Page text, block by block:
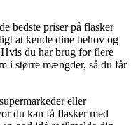
bedste priser på flasker
at kende dine behov og
du har brug for flere
i større mængder, så du får
eller
du kan få flasker med